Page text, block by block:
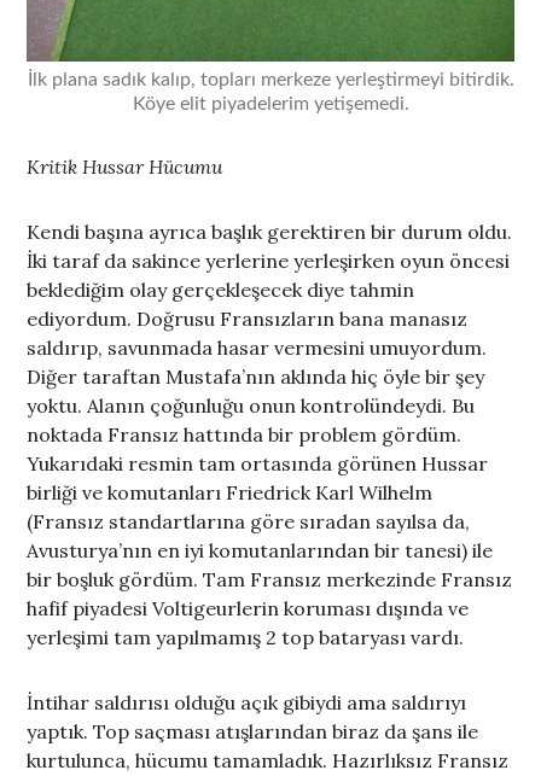
İlk plana sadık kalıp, topları merkeze yerleştirmeyi bitirdik.
Köye elit piyadelerim yetişemedi.
Kritik Hussar Hücumu
Kendi başına ayrıca başlık gerektiren bir durum oldu.
İki taraf da sakince yerlerine yerleşirken oyun öncesi
beklediğim olay gerçekleşecek diye tahmin
ediyordum. Doğrusu Fransızların bana manasız
saldırıp, savunmada hasar vermesini umuyordum.
Diğer taraftan Mustafa’nın aklında hiç öyle bir şey
yoktu. Alanın çoğunluğu onun kontrolündeydi. Bu
noktada Fransız hattında bir problem gördüm.
Yukarıdaki resmin tam ortasında görünen Hussar
birliği ve komutanları Friedrick Karl Wilhelm
(Fransız standartlarına göre sıradan sayılsa da,
Avusturya’nın en iyi komutanlarından bir tanesi) ile
bir boşluk gördüm. Tam Fransız merkezinde Fransız
hafif piyadesi Voltigeurlerin koruması dışında ve
yerleşimi tam yapılmamış 2 top bataryası vardı.
İntihar saldırısı olduğu açık gibiydi ama saldırıyı
yaptık. Top saçması atışlarından biraz da şans ile
kurtulunca, hücumu tamamladık. Hazırlıksız Fransız